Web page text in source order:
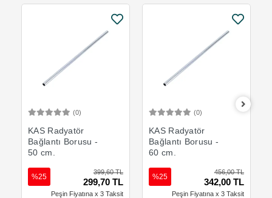
(0)
KAS Radyatör
Bağlantı Borusu -
50 cm.
399,60 TL
299,70 TL
%25
Peşin Fiyatına x 3 Taksit
(0)
KAS Radyatör
Bağlantı Borusu -
60 cm.
456,00 TL
342,00 TL
%25
Peşin Fiyatına x 3 Taksit